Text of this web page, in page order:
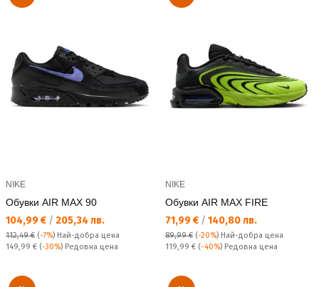
NIKE
Обувки AIR MAX 90
Текуща цена:
104,99 € / 205,34 лв.
112,49 € (-7%) Най-добра цена
Редовна цена:
149,99 € (-30%) Редовна цена
NIKE
Обувки AIR MAX FIRE
Текуща цена:
71,99 € / 140,80 лв.
89,99 € (-20%) Най-добра цена
Редовна цена:
119,99 € (-40%) Редовна цена